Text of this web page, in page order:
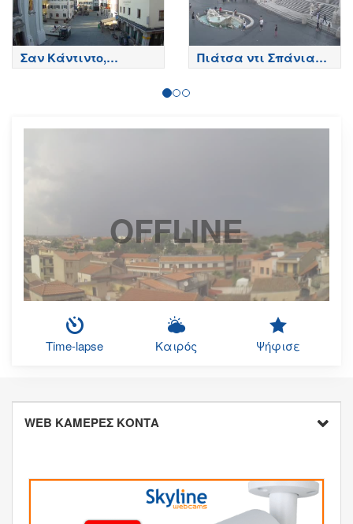
Σαν Κάντιντο,
Μπολζάνο - San
Πιάτσα ντι Σπάνια
Rome
OFFLINE
Time-lapse Καιρός Ψήφισε
WEB ΚΑΜΕΡΕΣ ΚΟΝΤΑ